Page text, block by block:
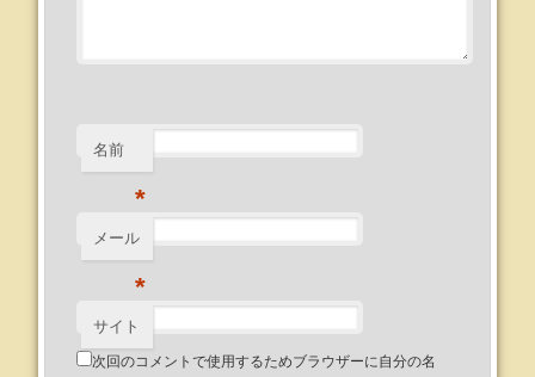
名前
*
メール
*
サイト
次回のコメントで使用するためブラウザーに自分の名